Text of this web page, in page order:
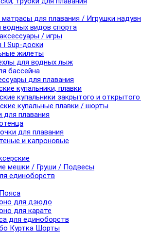
для плавания / Игрушки
водных видов спорта
/ игры
Sup-доски
жилеты
для водных лыж
бассейна
для плавания
купальники, плавки
купальники закрытого и
купальные плавки / шорты
для плавания
для плавания
и капроновые
мешки / Груши / Подвесы
единоборств
для дзюдо
для карате
для единоборств
Куртка Шорты